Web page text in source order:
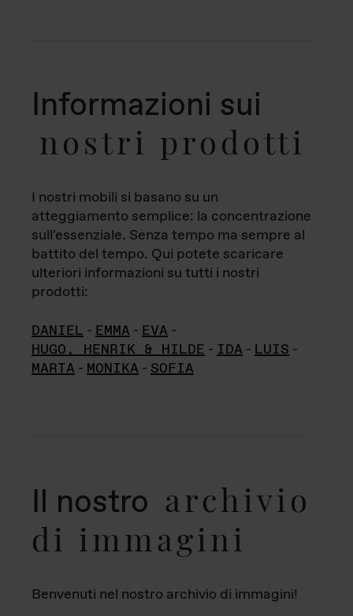
Informazioni sui
nostri prodotti
I nostri mobili si basano su un
atteggiamento semplice: la concentrazione
sull'essenziale. Senza tempo ma sempre al
battito del tempo. Qui potete scaricare
ulteriori informazioni su tutti i nostri
prodotti:
DANIEL - EMMA - EVA -
HUGO, HENRIK & HILDE - IDA - LUIS -
MARTA - MONIKA - SOFIA
Il nostro archivio
di immagini
Benvenuti nel nostro archivio di immagini!